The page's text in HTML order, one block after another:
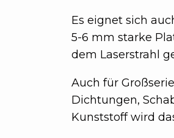
Es eignet sich
5-6 mm starke
dem Laserstrahl
Auch für
Dichtungen,
Kunststoff wird